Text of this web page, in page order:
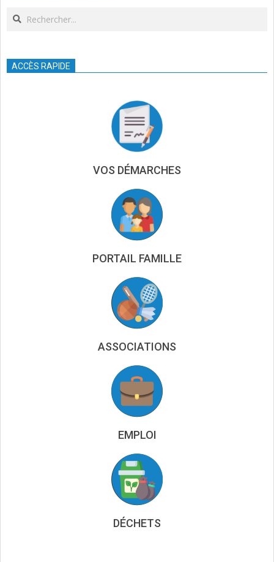
Search
ACCÈS RAPIDE
VOS DÉMARCHES
PORTAIL FAMILLE
ASSOCIATIONS
EMPLOI
DÉCHETS